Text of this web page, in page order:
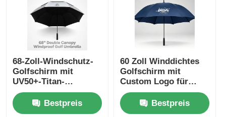
68-Zoll-Windschutz-
Golfschirm mit
UV50+-Titan-
Silbergewebe und 100
km/h Windwiderstand
Bestpreis
60 Zoll Winddichtes
Golfschirm mit
Custom Logo für
Firmen- und
Werbezwecke
Bestpreis